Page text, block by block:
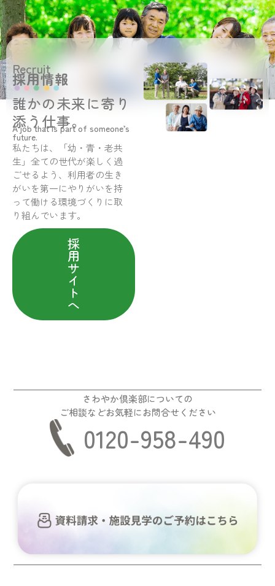
Recruit
採用情報
誰かの未来に寄り
添う仕事。
A job that is part of someone’s
future.
私たちは、「幼・青・老共
生」全ての世代が楽しく過
ごせるよう、利用者の生き
がいを第一にやりがいを持
って働ける環境づくりに取
り組んでいます。
採
用
サ
イ
ト
へ
さわやか倶楽部についての
ご相談などお気軽にお問合せください
0120-958-490